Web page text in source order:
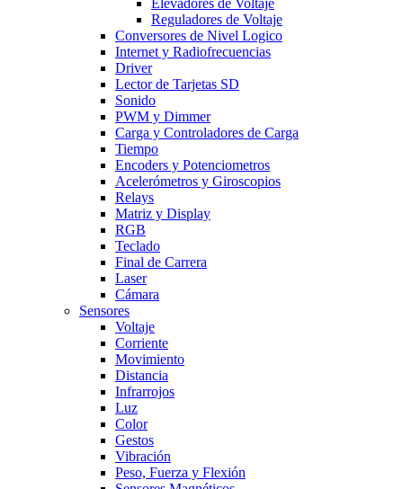
Reguladores de Voltaje
Conversores de Nivel Logico
Internet y Radiofrecuencias
Driver
Lector de Tarjetas SD
Sonido
PWM y Dimmer
Carga y Controladores de Carga
Tiempo
Encoders y Potenciometros
Acelerómetros y Giroscopios
Relays
Matriz y Display
RGB
Teclado
Final de Carrera
Laser
Cámara
Sensores
Voltaje
Corriente
Movimiento
Distancia
Infrarrojos
Luz
Color
Gestos
Vibración
Peso, Fuerza y Flexión